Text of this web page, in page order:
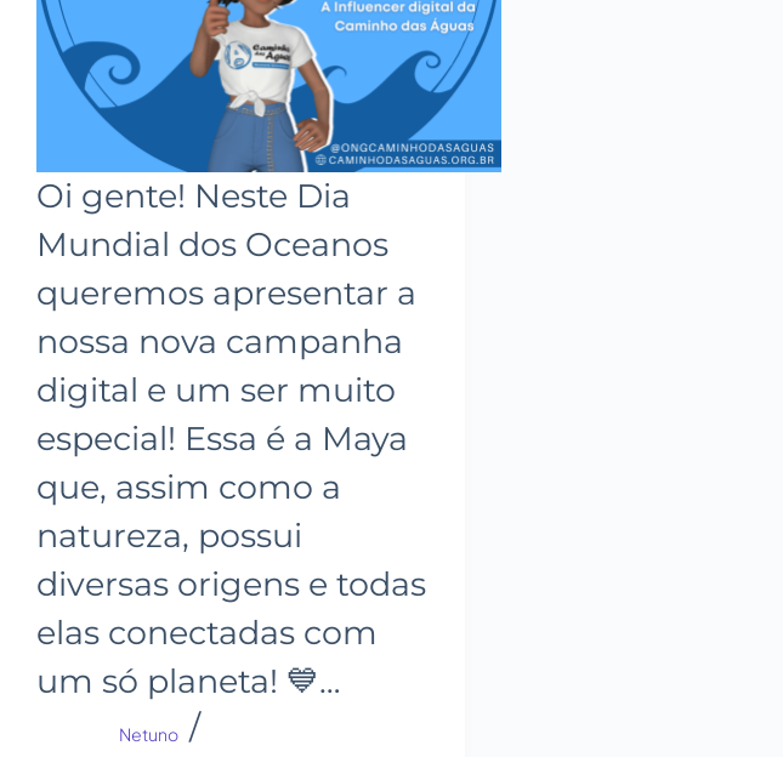
Oi gente! Neste Dia
Mundial dos Oceanos
queremos apresentar a
nossa nova campanha
digital e um ser muito
especial! Essa é a Maya
que, assim como a
natureza, possui
diversas origens e todas
elas conectadas com
um só planeta! 💙…
Netuno